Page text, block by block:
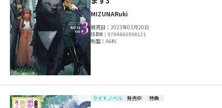
MIZUNARuki
発売日：2023年03月20日
ISBN：9784866998121
判型：A6判
ライトノベル 発売中 特典